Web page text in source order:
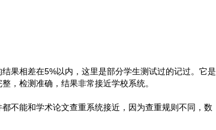
果相差在5%以内，这里是部分学生测试过的记过。它是
，检测准确，结果非常接近学校系统。
不能和学术论文查重系统接近，因为查重规则不同，数